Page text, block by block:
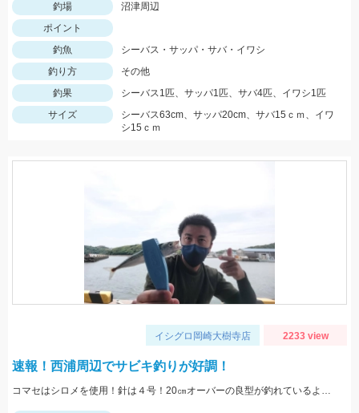
釣場
沼津周辺
ポイント
釣魚
シーバス・サッパ・サバ・イワシ
釣り方
その他
釣果
シーバス1匹、サッパ1匹、サバ4匹、イワシ1匹
サイズ
シーバス63cm、サッパ20cm、サバ15ｃｍ、イワ
シ15ｃｍ
イシグロ岡崎大樹寺店 2233 view
速報！西浦周辺でサビキ釣りが好調！
コマセはシロメを使用！針は４号！20㎝オーバーの良型が釣れているようです！